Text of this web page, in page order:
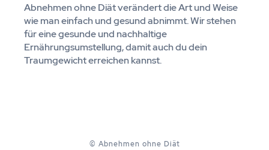
Abnehmen ohne Diät verändert die Art und Weise
wie man einfach und gesund abnimmt. Wir stehen
für eine gesunde und nachhaltige
Ernährungsumstellung, damit auch du dein
Traumgewicht erreichen kannst.
© Abnehmen ohne Diät